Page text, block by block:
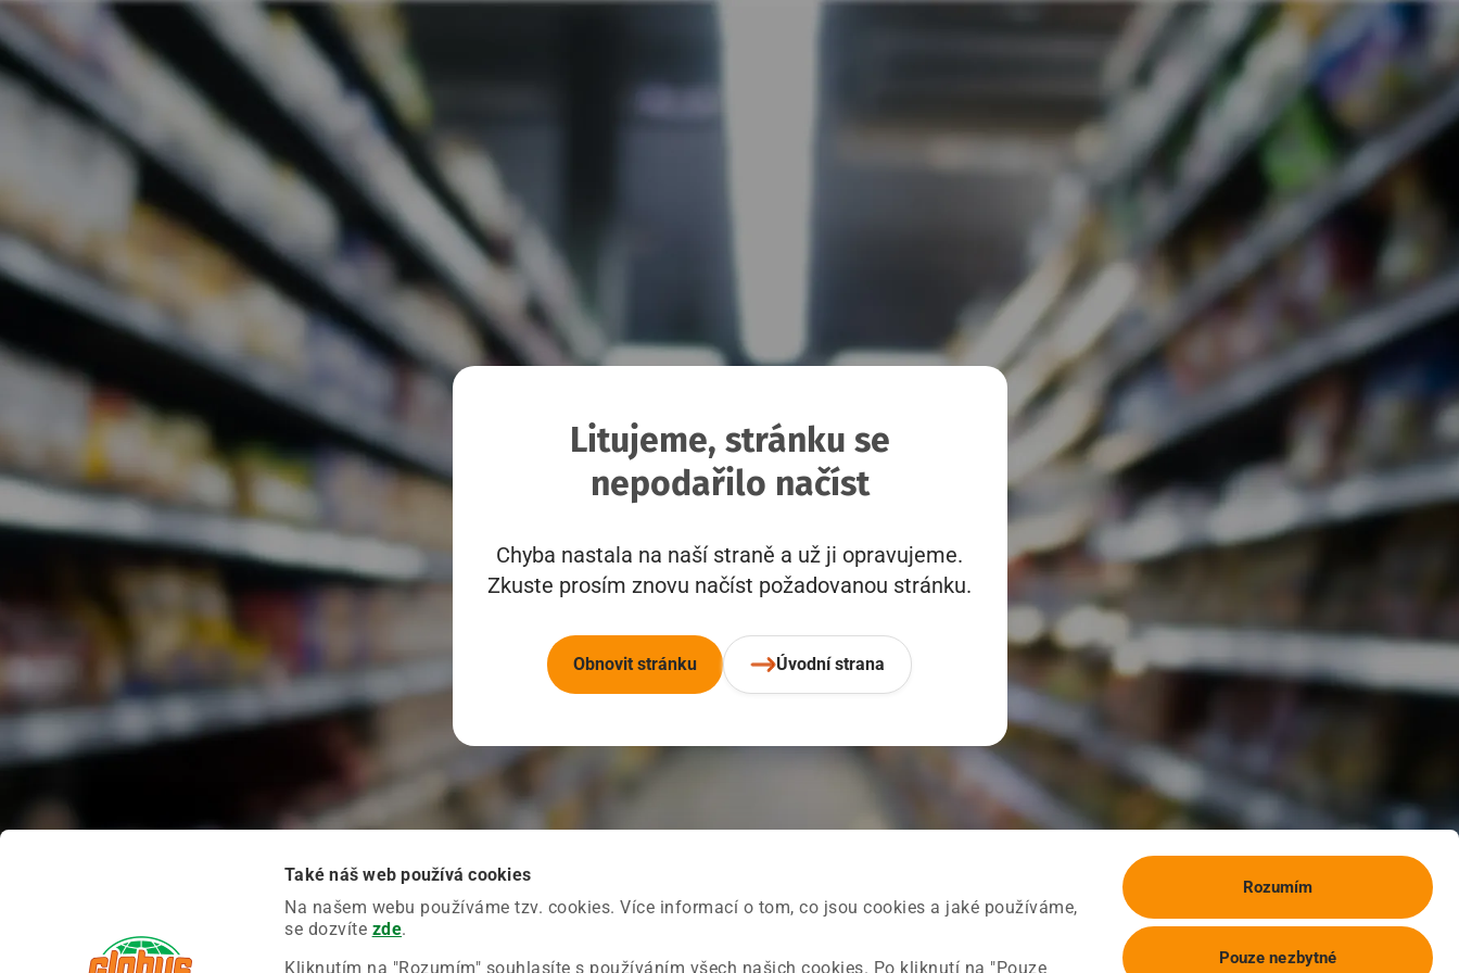
Také náš web používá cookies
Na našem webu používáme tzv. cookies. Více informací o tom, co jsou cookies a jaké používáme,
se dozvíte zde.
Kliknutím na "Rozumím" souhlasíte s používáním všech našich cookies. Po kliknutí na "Pouze
Rozumím
Pouze nezbytné
Litujeme, stránku se
nepodařilo načíst
Chyba nastala na naší straně a už ji opravujeme.
Zkuste prosím znovu načíst požadovanou stránku.
Obnovit stránku Úvodní strana